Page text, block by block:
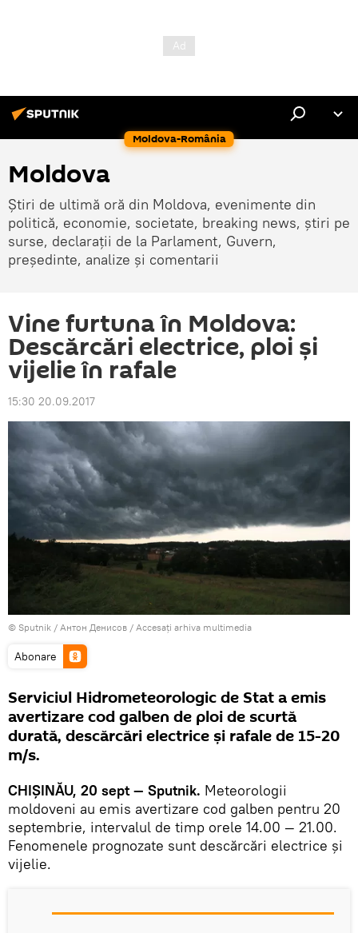
Moldova-România
Moldova
Știri de ultimă oră din Moldova, evenimente din
politică, economie, societate, breaking news, știri pe
surse, declarații de la Parlament, Guvern,
președinte, analize și comentarii
Vine furtuna în Moldova:
Descărcări electrice, ploi și
vijelie în rafale
15:30 20.09.2017
© Sputnik / Антон Денисов / Accesați arhiva multimedia
Abonare
Serviciul Hidrometeorologic de Stat a emis
avertizare cod galben de ploi de scurtă
durată, descărcări electrice și rafale de 15-20
m/s.
CHIȘINĂU, 20 sept — Sputnik. Meteorologii
moldoveni au emis avertizare cod galben pentru 20
septembrie, intervalul de timp orele 14.00 — 21.00.
Fenomenele prognozate sunt descărcări electrice și
vijelie.